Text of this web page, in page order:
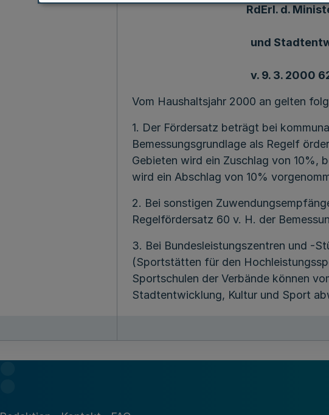
RdErl. d.
und
v. 9. 3. 2000
Vom Haushaltsjahr 2000 an gelten
1. Der Fördersatz beträgt bei
Bemessungsgrundlage als Regelf
Gebieten wird ein Zuschlag von 10%,
wird ein Abschlag von 10%
2. Bei sonstigen
Regelfördersatz 60 v. H. der
3. Bei Bundesleistungszentren und -
(Sportstätten für den
Sportschulen der Verbände können
Stadtentwicklung, Kultur und Sport
waltüng oder mit